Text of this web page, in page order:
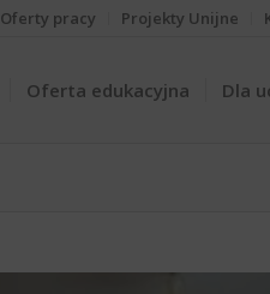
Oferty pracy Projekty Unijne
Oferta edukacyjna Dla